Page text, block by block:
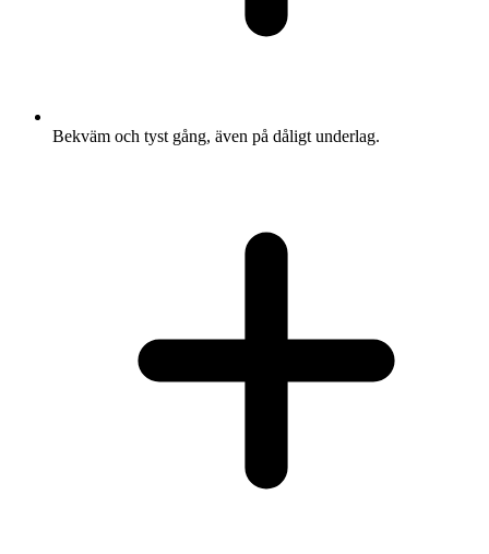
Bekväm och tyst gång, även på dåligt underlag.